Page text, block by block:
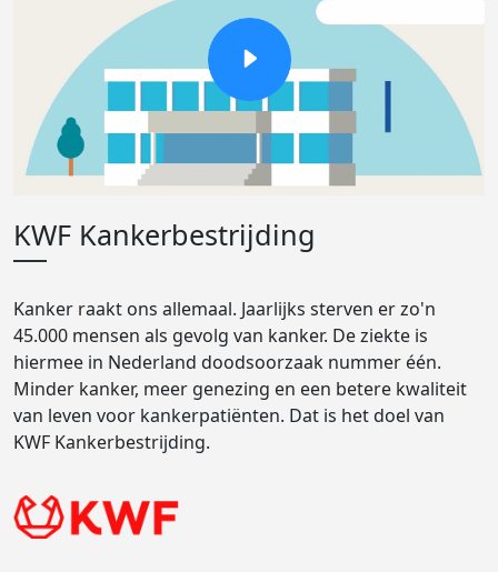
KWF Kankerbestrijding
Kanker raakt ons allemaal. Jaarlijks sterven er zo'n
45.000 mensen als gevolg van kanker. De ziekte is
hiermee in Nederland doodsoorzaak nummer één.
Minder kanker, meer genezing en een betere kwaliteit
van leven voor kankerpatiënten. Dat is het doel van
KWF Kankerbestrijding.